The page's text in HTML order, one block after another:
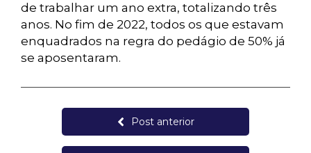
de trabalhar um ano extra, totalizando três
anos. No fim de 2022, todos os que estavam
enquadrados na regra do pedágio de 50% já
se aposentaram.
Post anterior